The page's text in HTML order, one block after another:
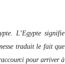
L’Egypte signifie
traduit le fait que
pour arriver à